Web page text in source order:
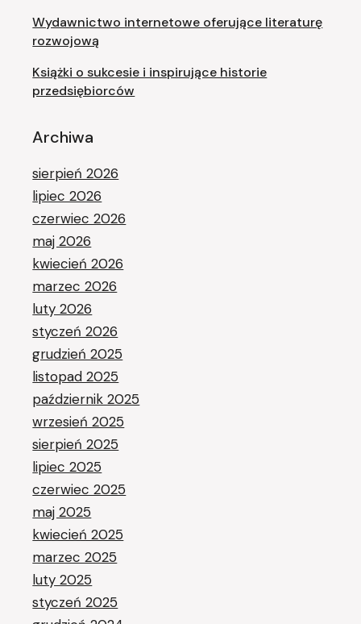
Wydawnictwo internetowe oferujące literaturę
rozwojową
Książki o sukcesie i inspirujące historie
przedsiębiorców
Archiwa
sierpień 2026
lipiec 2026
czerwiec 2026
maj 2026
kwiecień 2026
marzec 2026
luty 2026
styczeń 2026
grudzień 2025
listopad 2025
październik 2025
wrzesień 2025
sierpień 2025
lipiec 2025
czerwiec 2025
maj 2025
kwiecień 2025
marzec 2025
luty 2025
styczeń 2025